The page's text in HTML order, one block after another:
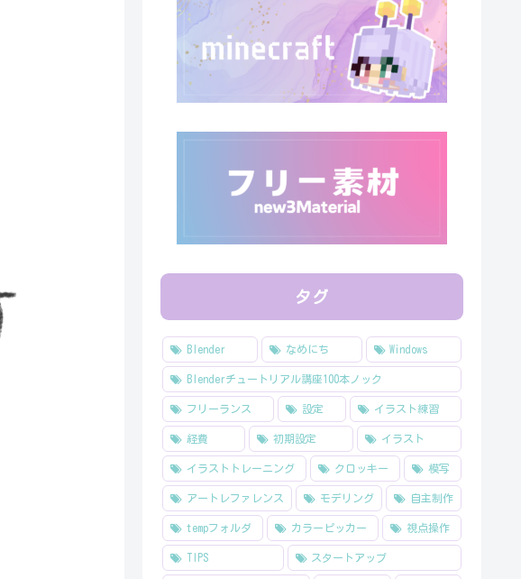
タグ
Blender なめにち Windows
Blenderチュートリアル講座100本ノック
フリーランス 設定 イラスト練習
経費 初期設定 イラスト
イラストトレーニング クロッキー 模写
アートレファレンス モデリング 自主制作
tempフォルダ カラーピッカー 視点操作
TIPS スタートアップ